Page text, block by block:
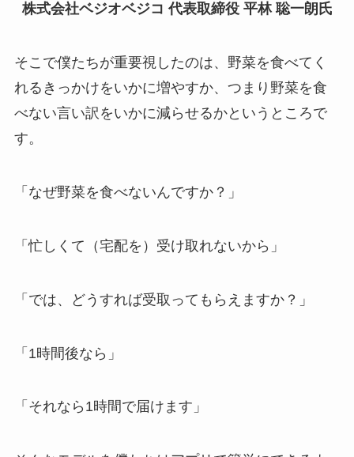
株式会社ベジオベジコ 代表取締役 平林 聡一朗氏
そこで僕たちが重要視したのは、野菜を食べてく
れるきっかけをいかに増やすか、つまり野菜を食
べない言い訳をいかに減らせるかというところで
す。
「なぜ野菜を食べないんですか？」
「忙しくて（宅配を）受け取れないから」
「では、どうすれば受取ってもらえますか？」
「1時間後なら」
「それなら1時間で届けます」